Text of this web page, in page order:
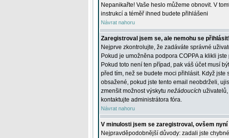
Nepanikařte! Vaše heslo můžeme obnovit. V
instrukcí a téměř ihned budete přihlášeni
Návrat nahoru
Zaregistroval jsem se, ale nemohu se přihlásit!
Nejprve zkontrolujte, že zadáváte správné
Pokud je umožněna podpora COPPA a klikli
Pokud toto není ten případ, pak váš účet musí
před tím, než se budete moci přihlásit. Když
obsažené, pokud jste tento email neobdrželi,
zmenšit možnost výskytu nežádoucích
kontaktujte administrátora fóra.
Návrat nahoru
V minulosti jsem se zaregistroval, ovšem
Nejpravděpodobnější důvody: zadali jste